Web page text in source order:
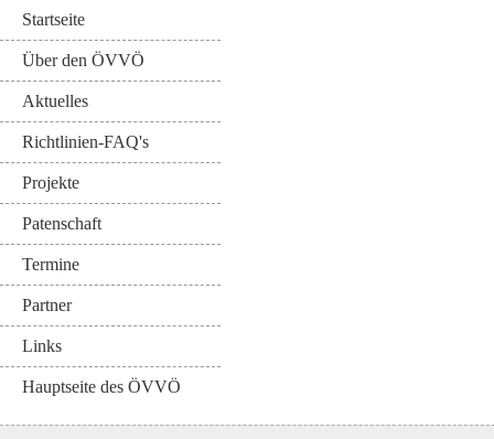
Startseite
Über den ÖVVÖ
Aktuelles
Richtlinien-FAQ's
Projekte
Patenschaft
Termine
Partner
Links
Hauptseite des ÖVVÖ